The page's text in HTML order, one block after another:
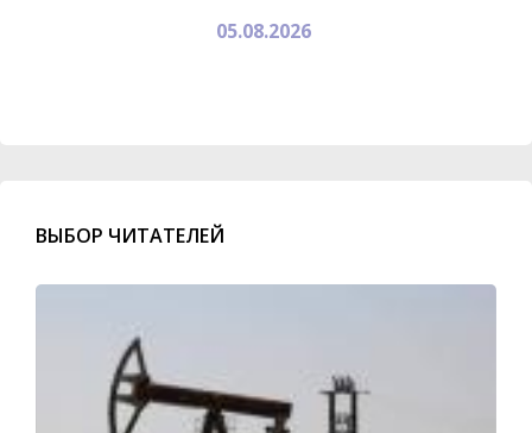
05.08.2026
ВЫБОР ЧИТАТЕЛЕЙ